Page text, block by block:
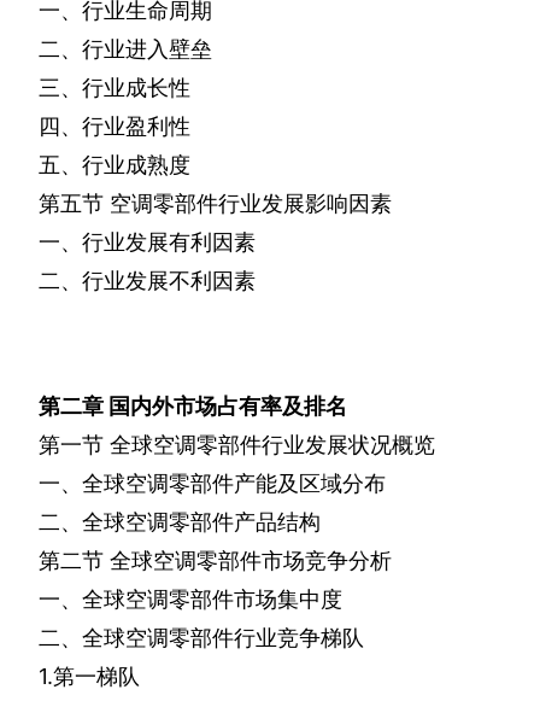
一、行业生命周期
二、行业进入壁垒
三、行业成长性
四、行业盈利性
五、行业成熟度
第五节 空调零部件行业发展影响因素
一、行业发展有利因素
二、行业发展不利因素
第二章 国内外市场占有率及排名
第一节 全球空调零部件行业发展状况概览
一、全球空调零部件产能及区域分布
二、全球空调零部件产品结构
第二节 全球空调零部件市场竞争分析
一、全球空调零部件市场集中度
二、全球空调零部件行业竞争梯队
1.第一梯队